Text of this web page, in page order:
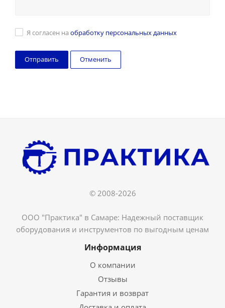
Я согласен на обработку персональных данных
Отменить
© 2008-2026
ООО "Практика" в Самаре: Надежный поставщик
оборудования и инструментов по выгодным ценам
Информация
О компании
Отзывы
Гарантия и возврат